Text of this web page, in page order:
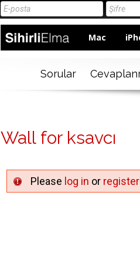
Mac
Sorular
Wall for ksavcı
Please log in or register